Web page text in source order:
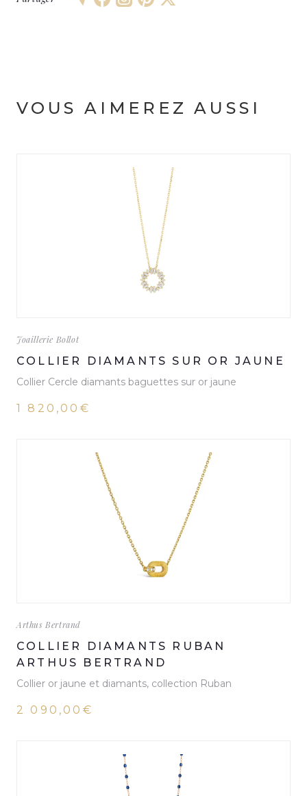
VOUS AIMEREZ AUSSI
Joaillerie Bollot
COLLIER DIAMANTS SUR OR JAUNE
Collier Cercle diamants baguettes sur or jaune
1 820,00€
Arthus Bertrand
COLLIER DIAMANTS RUBAN
ARTHUS BERTRAND
Collier or jaune et diamants, collection Ruban
2 090,00€